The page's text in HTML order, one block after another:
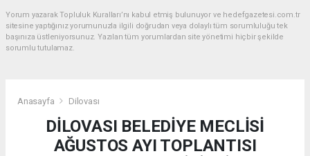
Yorum yazarak Topluluk Kuralları’nı kabul etmiş bulunuyor ve hedefgazetesi.com.tr
sitesine yaptığınız yorumunuzla ilgili doğrudan veya dolaylı tüm sorumluluğu tek
başınıza üstleniyorsunuz. Yazılan tüm yorumlardan site yönetimi hiçbir şekilde
sorumlu tutulamaz.
Anasayfa Dilovası
DİLOVASI BELEDİYE MECLİSİ
AĞUSTOS AYI TOPLANTISI